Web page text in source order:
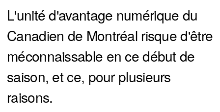
L'unité d'avantage numérique du
Canadien de Montréal risque d'être
méconnaissable en ce début de
saison, et ce, pour plusieurs
raisons.